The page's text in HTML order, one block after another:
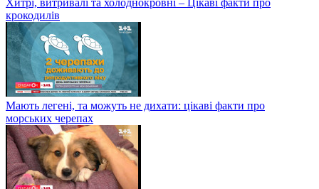
крокодилів
Мають легені, та можуть не дихати: цікаві факти про
морських черепах